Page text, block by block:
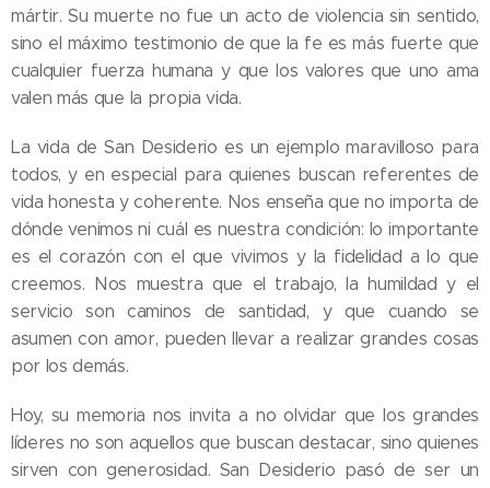
mártir. Su muerte no fue un acto de violencia sin sentido,
sino el máximo testimonio de que la fe es más fuerte que
cualquier fuerza humana y que los valores que uno ama
valen más que la propia vida.
La vida de San Desiderio es un ejemplo maravilloso para
todos, y en especial para quienes buscan referentes de
vida honesta y coherente. Nos enseña que no importa de
dónde venimos ni cuál es nuestra condición: lo importante
es el corazón con el que vivimos y la fidelidad a lo que
creemos. Nos muestra que el trabajo, la humildad y el
servicio son caminos de santidad, y que cuando se
asumen con amor, pueden llevar a realizar grandes cosas
por los demás.
Hoy, su memoria nos invita a no olvidar que los grandes
líderes no son aquellos que buscan destacar, sino quienes
sirven con generosidad. San Desiderio pasó de ser un